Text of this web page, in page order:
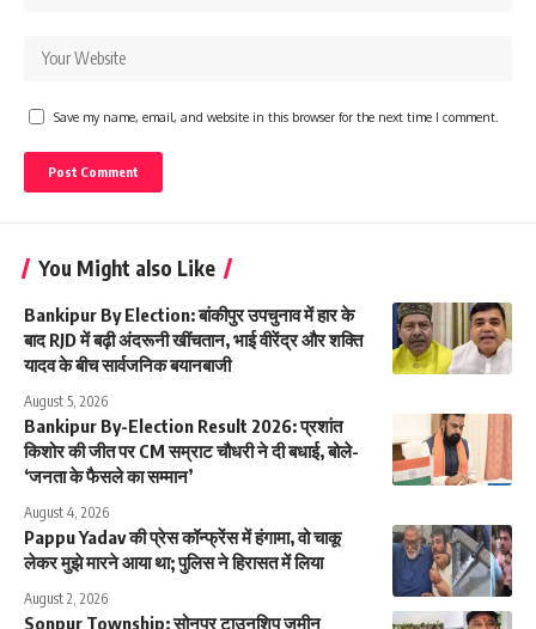
Save my name, email, and website in this browser for the next time I comment.
You Might also Like
Bankipur By Election: बांकीपुर उपचुनाव में हार के
बाद RJD में बढ़ी अंदरूनी खींचतान, भाई वीरेंद्र और शक्ति
यादव के बीच सार्वजनिक बयानबाजी
August 5, 2026
Bankipur By-Election Result 2026: प्रशांत
किशोर की जीत पर CM सम्राट चौधरी ने दी बधाई, बोले-
‘जनता के फैसले का सम्मान’
August 4, 2026
Pappu Yadav की प्रेस कॉन्फ्रेंस में हंगामा, वो चाकू
लेकर मुझे मारने आया था; पुलिस ने हिरासत में लिया
August 2, 2026
Sonpur Township: सोनपुर टाउनशिप जमीन